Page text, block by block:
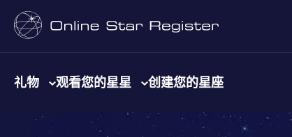
礼物 观看您的星星 创建您的星座